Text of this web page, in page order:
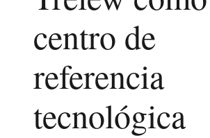
centro de
referencia
tecnológica